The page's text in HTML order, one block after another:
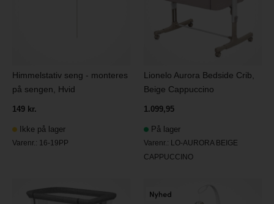
Himmelstativ seng - monteres
på sengen, Hvid
149 kr.
Ikke på lager
Varenr.: 16-19PP
Lionelo Aurora Bedside Crib,
Beige Cappuccino
1.099,95
På lager
Varenr.: LO-AURORA BEIGE
CAPPUCCINO